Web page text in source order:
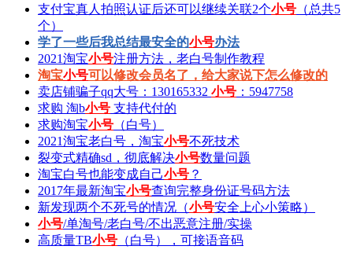
支付宝真人拍照认证后还可以继续关联2个小号 （总共5
个）
学了一些后我总结最安全的小号办法
2021淘宝小号注册方法，老白号制作教程
淘宝小号可以修改会员名了，给大家说下怎么修改的
卖店铺骗子qq大号：130165332 小号 ：5947758
求购 淘b小号 支持代付的
求购淘宝小号 （白号）
2021淘宝老白号，淘宝小号不死技术
裂变式精确sd，彻底解决小号数量问题
淘宝白号也能变成自己小号 ？
2017年最新淘宝小号查询完整身份证号码方法
新发现两个不死号的情况（小号安全上心小策略）
小号/单淘号/老白号/不出恶意注册/实操
高质量TB小号 （白号），可接语音码